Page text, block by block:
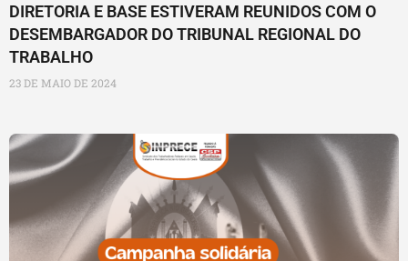
DIRETORIA E BASE ESTIVERAM REUNIDOS COM O
DESEMBARGADOR DO TRIBUNAL REGIONAL DO
TRABALHO
23 DE MAIO DE 2024